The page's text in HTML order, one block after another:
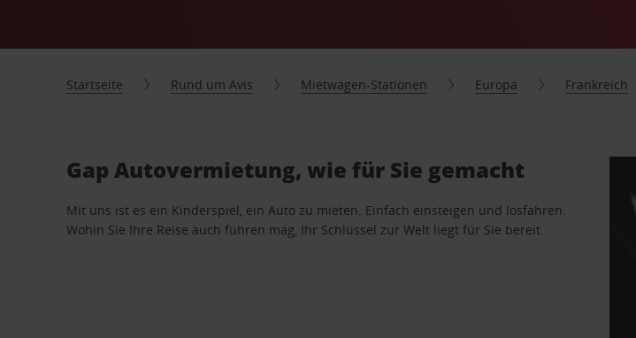
Startseite Rund um Avis Mietwagen-Stationen Europa Frankreich
Gap Autovermietung, wie für Sie gemacht
Mit uns ist es ein Kinderspiel, ein Auto zu mieten. Einfach einsteigen und losfahren.
Wohin Sie Ihre Reise auch führen mag, Ihr Schlüssel zur Welt liegt für Sie bereit.